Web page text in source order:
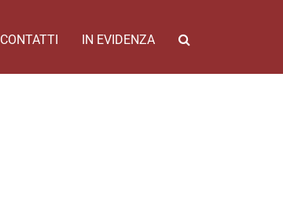
CONTATTI IN EVIDENZA